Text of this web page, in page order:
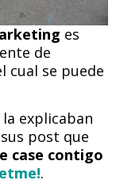
es
de
cual se puede
explicaban
post que
case contigo
.